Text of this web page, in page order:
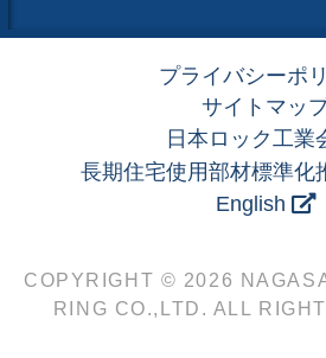
プライバシーポ
サイトマッ
日本ロック工業
長期住宅使用部材標準化
English
COPYRIGHT © 2026
RING CO.,LTD. ALL